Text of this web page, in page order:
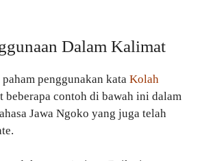
Dalam Kalimat
penggunakan kata Kolah
beberapa contoh di bawah ini dalam
Jawa Ngoko yang juga telah